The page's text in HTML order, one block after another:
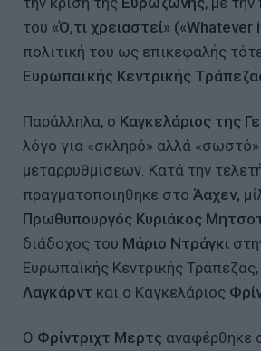
του «Ό,τι χρειαστεί» («Whatever
πολιτική του ως επικεφαλής
Ευρωπαϊκής Κεντρικής
Παράλληλα, ο Καγκελάριος της
λόγο για «σκληρό» αλλά
μεταρρυθμίσεων. Κατά την
πραγματοποιήθηκε στο Άαχεν,
Πρωθυπουργός Κυριάκος
διάδοχος του Μάριο Ντράγκι
Ευρωπαϊκής Κεντρικής Τράπεζας,
Λαγκάρντ και ο Καγκελάριος
Ο Φρίντριχτ Μερτς αναφέρθηκε